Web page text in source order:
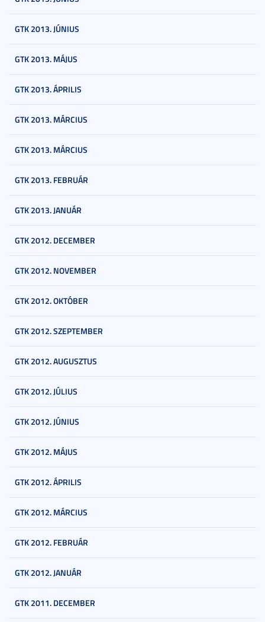
GTK 2013. JÚNIUS
GTK 2013. MÁJUS
GTK 2013. ÁPRILIS
GTK 2013. MÁRCIUS
GTK 2013. MÁRCIUS
GTK 2013. FEBRUÁR
GTK 2013. JANUÁR
GTK 2012. DECEMBER
GTK 2012. NOVEMBER
GTK 2012. OKTÓBER
GTK 2012. SZEPTEMBER
GTK 2012. AUGUSZTUS
GTK 2012. JÚLIUS
GTK 2012. JÚNIUS
GTK 2012. MÁJUS
GTK 2012. ÁPRILIS
GTK 2012. MÁRCIUS
GTK 2012. FEBRUÁR
GTK 2012. JANUÁR
GTK 2011. DECEMBER